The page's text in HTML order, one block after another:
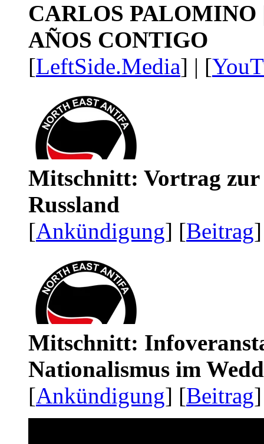
CARLOS PALOMINO
AÑOS CONTIGO
[LeftSide.Media] | [
Mitschnitt: Vortrag zur
Russland
[Ankündigung] [Beitrag
Mitschnitt:
Nationalismus im
[Ankündigung] [Beitrag